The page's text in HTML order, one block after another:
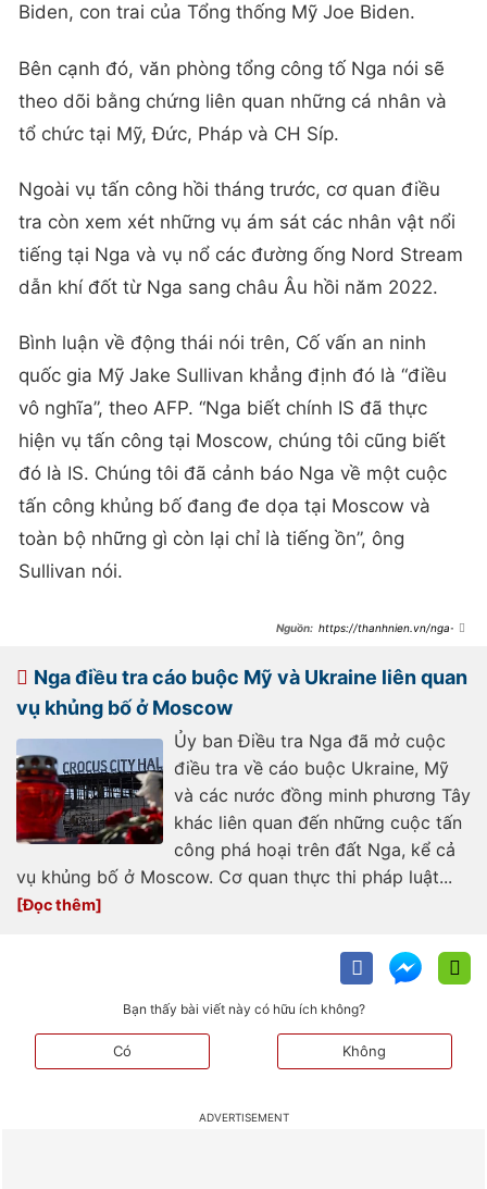
Biden, con trai của Tổng thống Mỹ Joe Biden.
Bên cạnh đó, văn phòng tổng công tố Nga nói sẽ
theo dõi bằng chứng liên quan những cá nhân và
tổ chức tại Mỹ, Đức, Pháp và CH Síp.
Ngoài vụ tấn công hồi tháng trước, cơ quan điều
tra còn xem xét những vụ ám sát các nhân vật nổi
tiếng tại Nga và vụ nổ các đường ống Nord Stream
dẫn khí đốt từ Nga sang châu Âu hồi năm 2022.
Bình luận về động thái nói trên, Cố vấn an ninh
quốc gia Mỹ Jake Sullivan khẳng định đó là “điều
vô nghĩa”, theo AFP. “Nga biết chính IS đã thực
hiện vụ tấn công tại Moscow, chúng tôi cũng biết
đó là IS. Chúng tôi đã cảnh báo Nga về một cuộc
tấn công khủng bố đang đe dọa tại Moscow và
toàn bộ những gì còn lại chỉ là tiếng ồn”, ông
Sullivan nói.
https://thanhnien.vn/nga-
18524041008551735.htm
Nga điều tra cáo buộc Mỹ và Ukraine liên quan
vụ khủng bố ở Moscow
Ủy ban Điều tra Nga đã mở cuộc
điều tra về cáo buộc Ukraine, Mỹ
và các nước đồng minh phương Tây
khác liên quan đến những cuộc tấn
công phá hoại trên đất Nga, kể cả
vụ khủng bố ở Moscow. Cơ quan thực thi pháp luật...
Bạn thấy bài viết này có hữu ích không?
Có Không